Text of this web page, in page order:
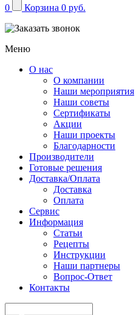
0 Корзина 0 руб.
Меню
О нас
О компании
Наши мероприятия
Наши советы
Сертификаты
Акции
Наши проекты
Благодарности
Производители
Готовые решения
Доставка/Оплата
Доставка
Оплата
Сервис
Информация
Статьи
Рецепты
Инструкции
Наши партнеры
Вопрос-Ответ
Контакты